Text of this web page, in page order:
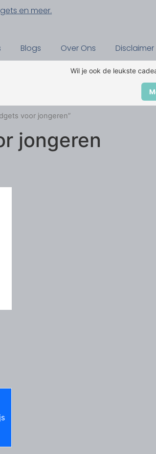
en meer.
Blogs Over Ons Disclaimer
Wil je ook de leukste
voor jongeren”
jongeren